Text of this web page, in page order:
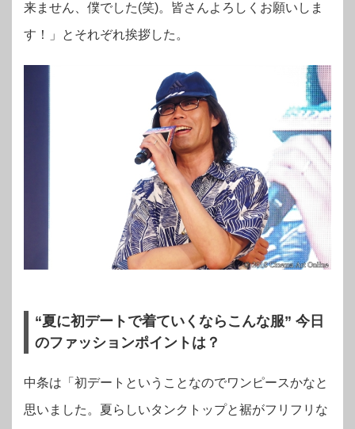
来ません、僕でした(笑)。皆さんよろしくお願いしま
す！」とそれぞれ挨拶した。
“夏に初デートで着ていくならこんな服” 今日
のファッションポイントは？
中条は「初デートということなのでワンピースかなと
思いました。夏らしいタンクトップと裾がフリフリな